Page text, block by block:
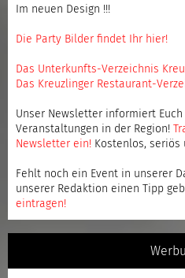
Im neuen Design !!!
Die Party Bilder findet Ihr hier!
Das Unterkunfts-Verzeichnis
Das Kreuzlinger Restaurant-
Unser Newsletter informiert
Veranstaltungen in der Region!
Newsletter ein! Kostenlos, seriös
Fehlt noch ein Event in unserer
unserer Redaktion einen Tipp
eintragen!